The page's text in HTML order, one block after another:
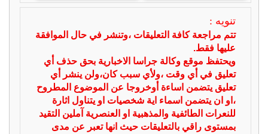
تنويه :
تتم مراجعة كافة التعليقات ،وتنشر في حال الموافقة
عليها فقط.
ويحتفظ موقع وكالة جراسا الاخبارية بحق حذف أي
تعليق في أي وقت ،ولأي سبب كان،ولن ينشر أي
تعليق يتضمن اساءة أوخروجا عن الموضوع المطروح
،او ان يتضمن اسماء اية شخصيات او يتناول اثارة
للنعرات الطائفية والمذهبية او العنصرية آملين التقيد
بمستوى راقي بالتعليقات حيث انها تعبر عن مدى